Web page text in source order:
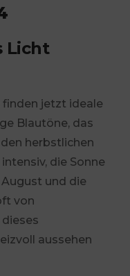
Licht
jetzt ideale
Blautöne, das
herbstlichen
die Sonne
und die
von
aussehen